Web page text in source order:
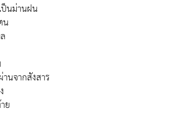
ป็นม่านฝน
น
นจากสังสาร
ย